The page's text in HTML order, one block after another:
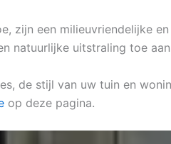
zijn een milieuvriendelijke
natuurlijke uitstraling toe
de stijl van uw tuin en
op deze pagina.